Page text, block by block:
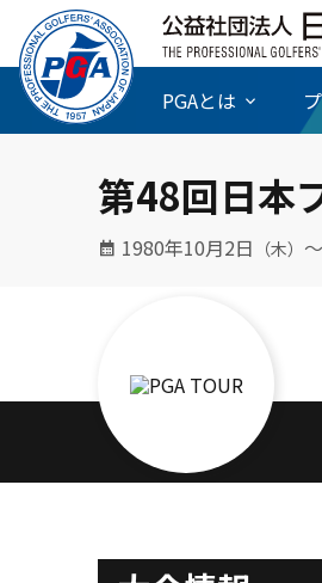
PGAとは
第48回日本
1980年10月2日 （木）